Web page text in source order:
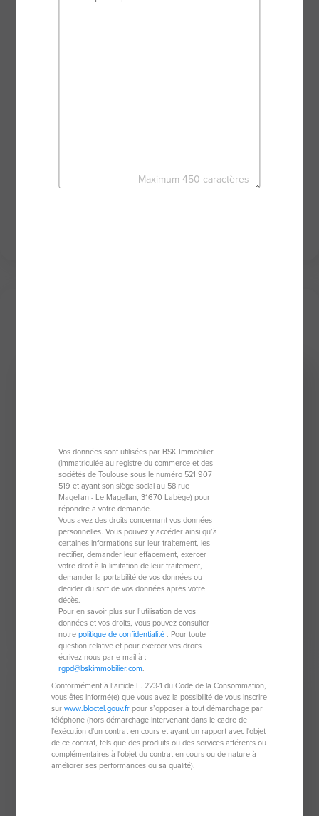
À très vite,
Maison de 100 m²
77470 Trilport
6 pièces
100 m²
4 chambres
271 000 €
Maximum 450 caractères
Vos données sont utilisées par BSK Immobilier
(immatriculée au registre du commerce et des
sociétés de Toulouse sous le numéro 521 907
519 et ayant son siège social au 58 rue
Magellan - Le Magellan, 31670 Labège) pour
répondre à votre demande.
Vous avez des droits concernant vos données
personnelles. Vous pouvez y accéder ainsi qu’à
certaines informations sur leur traitement, les
rectifier, demander leur effacement, exercer
votre droit à la limitation de leur traitement,
demander la portabilité de vos données ou
décider du sort de vos données après votre
décès.
Pour en savoir plus sur l’utilisation de vos
données et vos droits, vous pouvez consulter
notrepolitique de confidentialité. Pour toute
question relative et pour exercer vos droits
écrivez-nous par e-mail à :
rgpd@bskimmobilier.com.
Conformément à l’article L. 223-1 du Code de la Consommation,
vous êtes informé(e) que vous avez la possibilité de vous inscrire
surwww.bloctel.gouv.frpour s’opposer à tout démarchage par
téléphone (hors démarchage intervenant dans le cadre de
l'exécution d'un contrat en cours et ayant un rapport avec l'objet
de ce contrat, tels que des produits ou des services afférents ou
complémentaires à l'objet du contrat en cours ou de nature à
améliorer ses performances ou sa qualité).